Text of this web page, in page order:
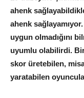
ahenk
ahenk
uygun olmadığını
uyumlu olabilirdi.
skor üretebilen,
yaratabilen